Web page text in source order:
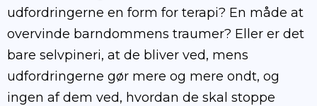
udfordringerne en form for terapi? En måde at
overvinde barndommens traumer? Eller er det
bare selvpineri, at de bliver ved, mens
udfordringerne gør mere og mere ondt, og
ingen af dem ved, hvordan de skal stoppe